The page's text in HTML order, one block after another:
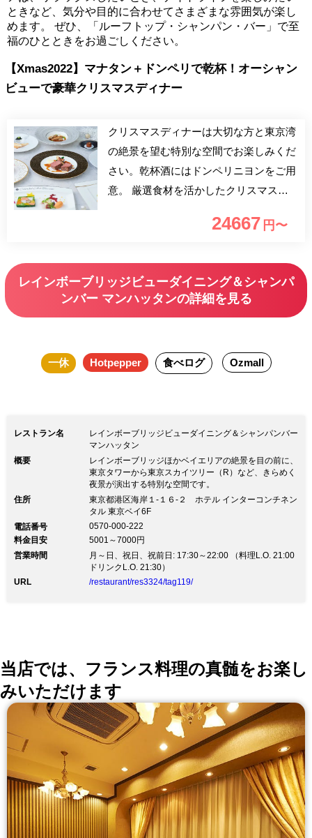
ときなど、気分や目的に合わせてさまざまな雰囲気が楽し
めます。 ぜひ、「ルーフトップ・シャンパン・バー」で至
福のひとときをお過ごしください。
【Xmas2022】マナタン＋ドンペリで乾杯！オーシャン
ビューで豪華クリスマスディナー
クリスマスディナーは大切な方と東京湾
の絶景を望む特別な空間でお楽しみくだ
さい。乾杯酒にはドンペリニヨンをご用
意。 厳選食材を活かしたクリスマス
から始まる、新感覚のフランス料理をお
ペリニヨン※お一人様1杯 （ノンアルコ
ールに変更可能）
24667 円〜
レインボーブリッジビューダイニング＆シャンパ
ンバー マンハッタンの詳細を見る
一休 Hotpepper 食べログ Ozmall
レストラン名
レインボーブリッジビューダイニング＆シャンパンバー
マンハッタン
概要
レインボーブリッジほかベイエリアの絶景を目の前に、
東京タワーから東京スカイツリー（R）など、きらめく
夜景が演出する特別な空間です。
住所
東京都港区海岸１-１６-２ ホテル インターコンチネン
タル 東京ベイ6F
電話番号
0570-000-222
料金目安
5001～7000円
営業時間
月～日、祝日、祝前日: 17:30～22:00 （料理L.O. 21:00
ドリンクL.O. 21:30）
URL
/restaurant/res3324/tag119/
当店では、フランス料理の真髄をお楽し
みいただけます